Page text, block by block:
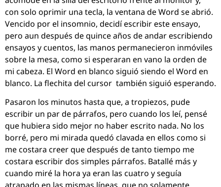
con solo oprimir una tecla, la ventana de Word se abrió.
Vencido por el insomnio, decidí escribir este ensayo,
pero aun después de quince años de andar escribiendo
ensayos y cuentos, las manos permanecieron inmóviles
sobre la mesa, como si esperaran en vano la orden de
mi cabeza. El Word en blanco siguió siendo el Word en
blanco. La flechita del cursor también siguió esperando.
Pasaron los minutos hasta que, a tropiezos, pude
escribir un par de párrafos, pero cuando los leí, pensé
que hubiera sido mejor no haber escrito nada. No los
borré, pero mi mirada quedó clavada en ellos como si
me costara creer que después de tanto tiempo me
costara escribir dos simples párrafos. Batallé más y
cuando miré la hora ya eran las cuatro y seguía